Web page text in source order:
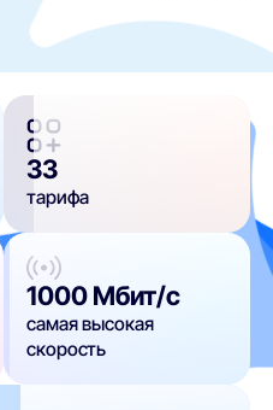
33
тарифа
1000 Мбит/с
самая высокая
скорость